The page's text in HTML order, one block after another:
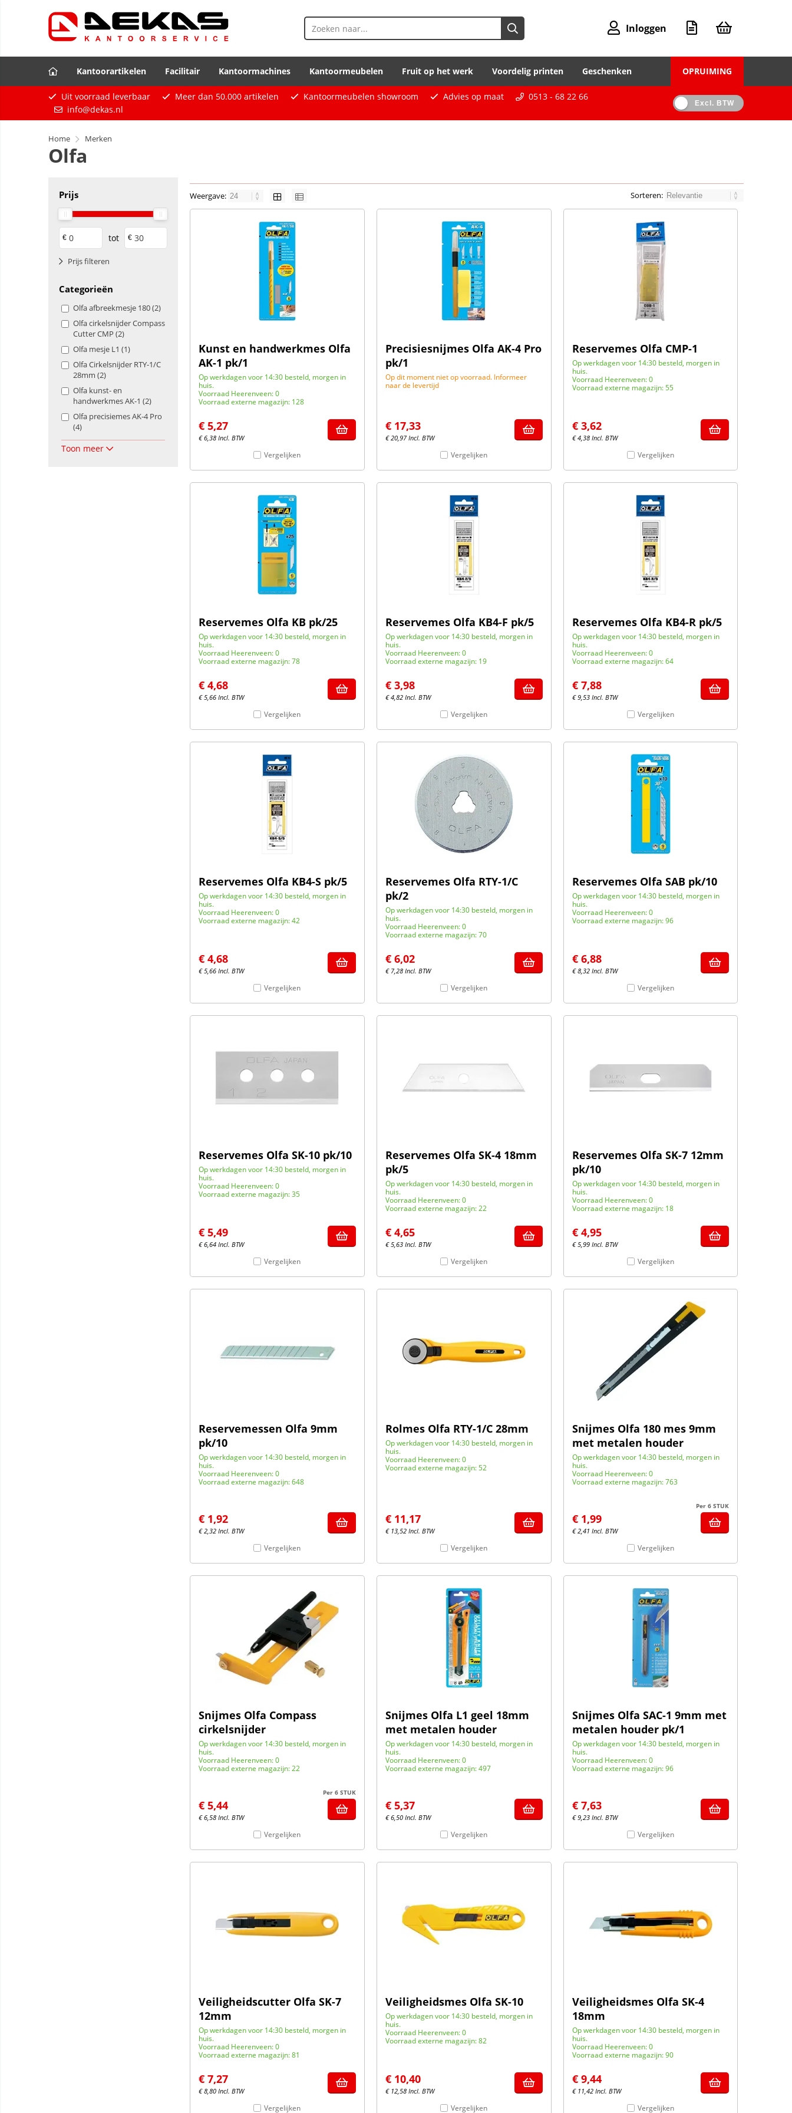
Inloggen
Kantoorartikelen Facilitair Kantoormachines Kantoormeubelen Fruit op het werk Voordelig printen Geschenken OPRUIMING
Uit voorraad leverbaar Meer dan 50.000 artikelen Kantoormeubelen showroom Advies op maat
0513 - 68 22 66
info@dekas.nl
Excl. BTW
Home Merken
Olfa
Prijs
€ tot €
Prijs filteren
Categorieën
Olfa afbreekmesje 180 (2)
Olfa cirkelsnijder Compass
Cutter CMP (2)
Olfa mesje L1 (1)
Olfa Cirkelsnijder RTY-1/C
28mm (2)
Olfa kunst- en
handwerkmes AK-1 (2)
Olfa precisiemes AK-4 Pro
(4)
Toon meer
Weergave: Sorteren:
Kunst en handwerkmes Olfa
AK-1 pk/1
Op werkdagen voor 14:30 besteld, morgen in
huis.
Voorraad Heerenveen: 0
Voorraad externe magazijn: 128
€ 5,27
€6,38 Incl. BTW
Vergelijken
Precisiesnijmes Olfa AK-4 Pro
pk/1
Op dit moment niet op voorraad. Informeer
naar de levertijd
€ 17,33
€20,97 Incl. BTW
Vergelijken
Reservemes Olfa CMP-1
Op werkdagen voor 14:30 besteld, morgen in
huis.
Voorraad Heerenveen: 0
Voorraad externe magazijn: 55
€ 3,62
€4,38 Incl. BTW
Vergelijken
Reservemes Olfa KB pk/25
Op werkdagen voor 14:30 besteld, morgen in
huis.
Voorraad Heerenveen: 0
Voorraad externe magazijn: 78
€ 4,68
€5,66 Incl. BTW
Vergelijken
Reservemes Olfa KB4-F pk/5
Op werkdagen voor 14:30 besteld, morgen in
huis.
Voorraad Heerenveen: 0
Voorraad externe magazijn: 19
€ 3,98
€4,82 Incl. BTW
Vergelijken
Reservemes Olfa KB4-R pk/5
Op werkdagen voor 14:30 besteld, morgen in
huis.
Voorraad Heerenveen: 0
Voorraad externe magazijn: 64
€ 7,88
€9,53 Incl. BTW
Vergelijken
Reservemes Olfa KB4-S pk/5
Op werkdagen voor 14:30 besteld, morgen in
huis.
Voorraad Heerenveen: 0
Voorraad externe magazijn: 42
€ 4,68
€5,66 Incl. BTW
Vergelijken
Reservemes Olfa RTY-1/C
pk/2
Op werkdagen voor 14:30 besteld, morgen in
huis.
Voorraad Heerenveen: 0
Voorraad externe magazijn: 70
€ 6,02
€ 7,28 Incl. BTW
Vergelijken
Reservemes Olfa SAB pk/10
Op werkdagen voor 14:30 besteld, morgen in
huis.
Voorraad Heerenveen: 0
Voorraad externe magazijn: 96
€ 6,88
€8,32 Incl. BTW
Vergelijken
Reservemes Olfa SK-10 pk/10
Op werkdagen voor 14:30 besteld, morgen in
huis.
Voorraad Heerenveen: 0
Voorraad externe magazijn: 35
€ 5,49
€6,64 Incl. BTW
Vergelijken
Reservemes Olfa SK-4 18mm
pk/5
Op werkdagen voor 14:30 besteld, morgen in
huis.
Voorraad Heerenveen: 0
Voorraad externe magazijn: 22
€ 4,65
€5,63 Incl. BTW
Vergelijken
Reservemes Olfa SK-7 12mm
pk/10
Op werkdagen voor 14:30 besteld, morgen in
huis.
Voorraad Heerenveen: 0
Voorraad externe magazijn: 18
€ 4,95
€5,99 Incl. BTW
Vergelijken
Reservemessen Olfa 9mm
pk/10
Op werkdagen voor 14:30 besteld, morgen in
huis.
Voorraad Heerenveen: 0
Voorraad externe magazijn: 648
€ 1,92
€2,32 Incl. BTW
Vergelijken
Rolmes Olfa RTY-1/C 28mm
Op werkdagen voor 14:30 besteld, morgen in
huis.
Voorraad Heerenveen: 0
Voorraad externe magazijn: 52
€ 11,17
€ 13,52 Incl. BTW
Vergelijken
Snijmes Olfa 180 mes 9mm
met metalen houder
Op werkdagen voor 14:30 besteld, morgen in
huis.
Voorraad Heerenveen: 0
Voorraad externe magazijn: 763
Per 6 STUK
€ 1,99
€2,41 Incl. BTW
Vergelijken
Snijmes Olfa Compass
cirkelsnijder
Op werkdagen voor 14:30 besteld, morgen in
huis.
Voorraad Heerenveen: 0
Voorraad externe magazijn: 22
Per 6 STUK
€ 5,44
€6,58 Incl. BTW
Vergelijken
Snijmes Olfa L1 geel 18mm
met metalen houder
Op werkdagen voor 14:30 besteld, morgen in
huis.
Voorraad Heerenveen: 0
Voorraad externe magazijn: 497
€ 5,37
€6,50 Incl. BTW
Vergelijken
Snijmes Olfa SAC-1 9mm met
metalen houder pk/1
Op werkdagen voor 14:30 besteld, morgen in
huis.
Voorraad Heerenveen: 0
Voorraad externe magazijn: 96
€ 7,63
€9,23 Incl. BTW
Vergelijken
Veiligheidscutter Olfa SK-7
12mm
Op werkdagen voor 14:30 besteld, morgen in
huis.
Voorraad Heerenveen: 0
Voorraad externe magazijn: 81
€ 7,27
€8,80 Incl. BTW
Vergelijken
Veiligheidsmes Olfa SK-10
Op werkdagen voor 14:30 besteld, morgen in
huis.
Voorraad Heerenveen: 0
Voorraad externe magazijn: 82
€ 10,40
€ 12,58 Incl. BTW
Vergelijken
Veiligheidsmes Olfa SK-4
18mm
Op werkdagen voor 14:30 besteld, morgen in
huis.
Voorraad Heerenveen: 0
Voorraad externe magazijn: 90
€ 9,44
€ 11,42 Incl. BTW
Vergelijken